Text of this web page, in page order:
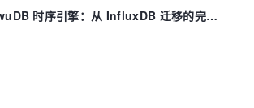
时序引擎：从 InfluxDB 迁移的完整